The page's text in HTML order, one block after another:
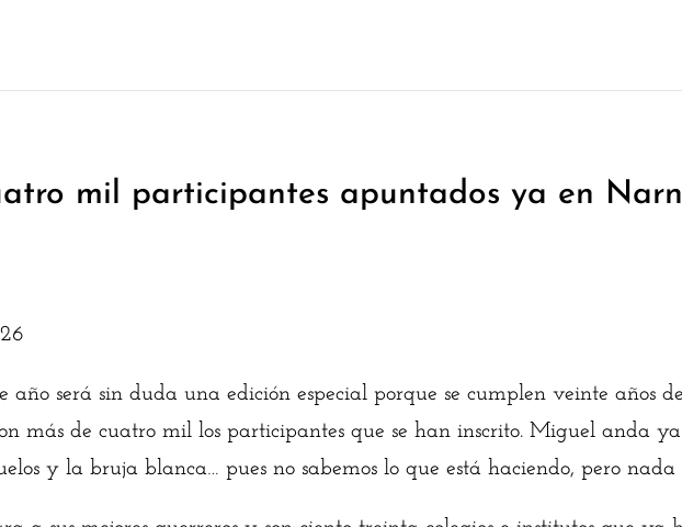
mil participantes apuntados ya en
año será sin duda una edición especial porque se cumplen veinte años
más de cuatro mil los participantes que se han inscrito. Miguel anda
y la bruja blanca… pues no sabemos lo que está haciendo, pero nada